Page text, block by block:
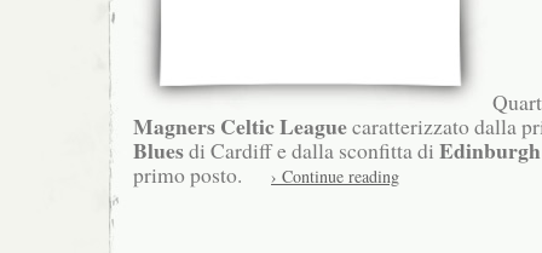
Magners Celtic Leaguecaratterizzato dalla
Bluesdi Cardiff e dalla sconfitta di Edinburgh
primo posto.
› Continue reading